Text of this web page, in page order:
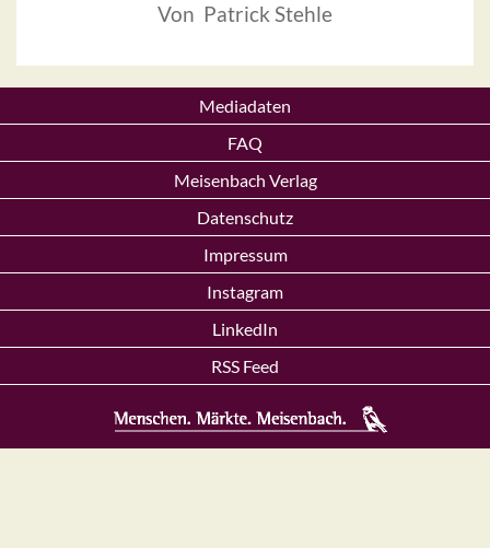
Von Patrick Stehle
Mediadaten
FAQ
Meisenbach Verlag
Datenschutz
Impressum
Instagram
LinkedIn
RSS Feed